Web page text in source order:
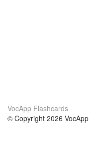
VocApp Flashcards
© Copyright 2026 VocApp